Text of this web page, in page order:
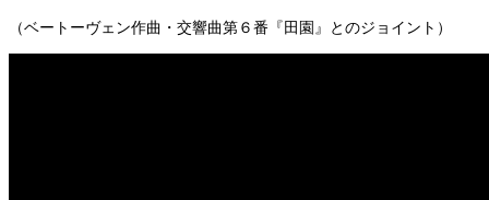
（ベートーヴェン作曲・交響曲第６番『田園』とのジョイント）